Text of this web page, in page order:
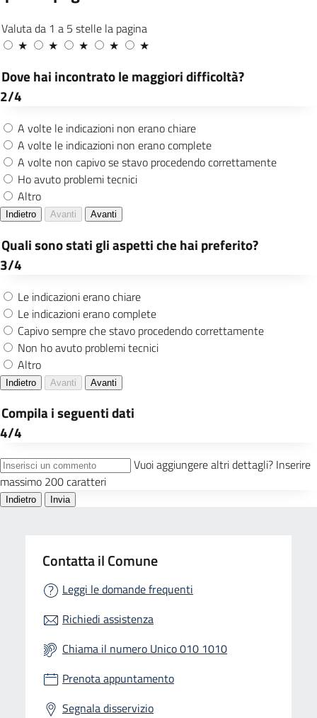
Contatta il Comune
Leggi le domande frequenti
Richiedi assistenza
Chiama il numero Unico 010 1010
Prenota appuntamento
Segnala disservizio